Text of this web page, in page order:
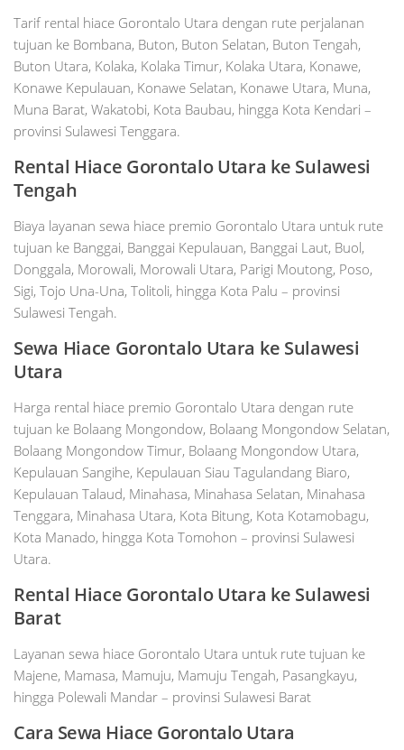
Tarif rental hiace Gorontalo Utara dengan rute perjalanan
tujuan ke Bombana, Buton, Buton Selatan, Buton Tengah,
Buton Utara, Kolaka, Kolaka Timur, Kolaka Utara, Konawe,
Konawe Kepulauan, Konawe Selatan, Konawe Utara, Muna,
Muna Barat, Wakatobi, Kota Baubau, hingga Kota Kendari –
provinsi Sulawesi Tenggara.
Rental Hiace Gorontalo Utara ke Sulawesi
Tengah
Biaya layanan sewa hiace premio Gorontalo Utara untuk rute
tujuan ke Banggai, Banggai Kepulauan, Banggai Laut, Buol,
Donggala, Morowali, Morowali Utara, Parigi Moutong, Poso,
Sigi, Tojo Una-Una, Tolitoli, hingga Kota Palu – provinsi
Sulawesi Tengah.
Sewa Hiace Gorontalo Utara ke Sulawesi
Utara
Harga rental hiace premio Gorontalo Utara dengan rute
tujuan ke Bolaang Mongondow, Bolaang Mongondow Selatan,
Bolaang Mongondow Timur, Bolaang Mongondow Utara,
Kepulauan Sangihe, Kepulauan Siau Tagulandang Biaro,
Kepulauan Talaud, Minahasa, Minahasa Selatan, Minahasa
Tenggara, Minahasa Utara, Kota Bitung, Kota Kotamobagu,
Kota Manado, hingga Kota Tomohon – provinsi Sulawesi
Utara.
Rental Hiace Gorontalo Utara ke Sulawesi
Barat
Layanan sewa hiace Gorontalo Utara untuk rute tujuan ke
Majene, Mamasa, Mamuju, Mamuju Tengah, Pasangkayu,
hingga Polewali Mandar – provinsi Sulawesi Barat
Cara Sewa Hiace Gorontalo Utara